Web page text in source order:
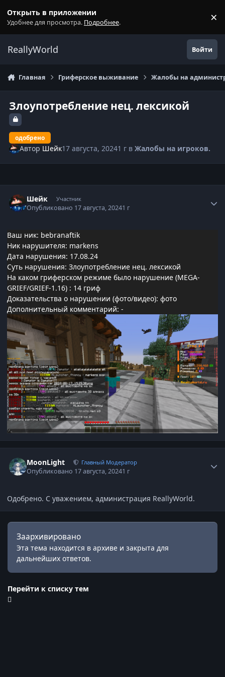
Открыть в приложении
Удобнее для просмотра. Подробнее. ×
ReallyWorld Войти
Главная Гриферское выживание Жалобы на
Злоупотребление нец. лексикой
одобрено
Автор Шейк17 августа, 20241 г вЖалобы на игроков.
Шейк Участник
Опубликовано 17 августа, 20241 г
Ваш ник: bebranaftik
Ник нарушителя: markens
Дата нарушения: 17.08.24
Суть нарушения: Злоупотребление нец. лексикой
На каком гриферском режиме было нарушение (MEGA-
GRIEF/GRIEF-1.16) : 14 гриф
Доказательства о нарушении (фото/видео): фото
Дополнительный комментарий: -
MoonLight Главный Модератор
Опубликовано 17 августа, 20241 г
Одобрено. С уважением, администрация ReallyWorld.
Заархивировано
Эта тема находится в архиве и закрыта для
дальнейших ответов.
Перейти к списку тем